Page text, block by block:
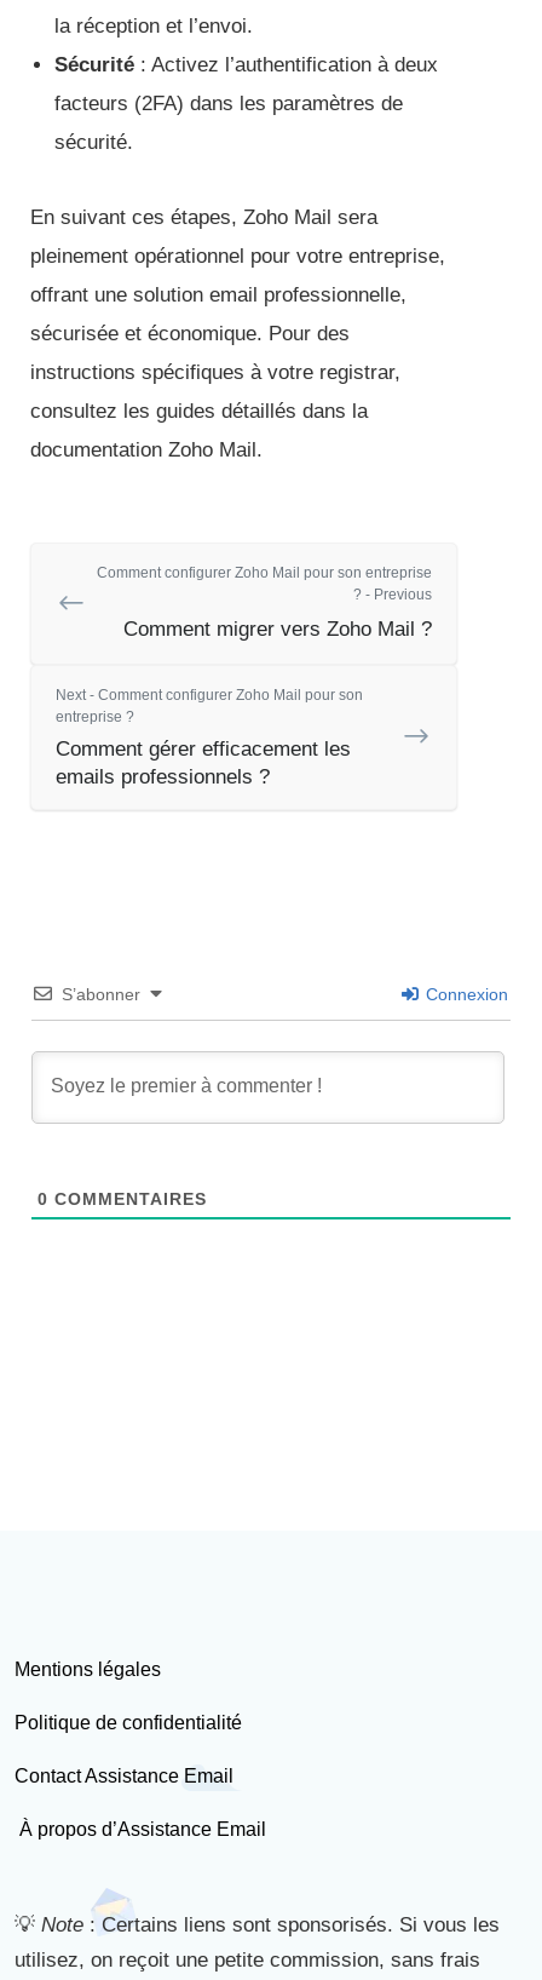
la réception et l’envoi.
Sécurité : Activez l’authentification à deux
facteurs (2FA) dans les paramètres de
sécurité.
En suivant ces étapes, Zoho Mail sera
pleinement opérationnel pour votre entreprise,
offrant une solution email professionnelle,
sécurisée et économique. Pour des
instructions spécifiques à votre registrar,
consultez les guides détaillés dans la
documentation Zoho Mail.
Comment configurer Zoho Mail pour son entreprise
? - Previous
Comment migrer vers Zoho Mail ?
Next - Comment configurer Zoho Mail pour son
entreprise ?
Comment gérer efficacement les
emails professionnels ?
S’abonner Connexion
0 COMMENTAIRES
Mentions légales
Politique de confidentialité
Contact Assistance Email
À propos d’Assistance Email
💡 Note : Certains liens sont sponsorisés. Si vous les
utilisez, on reçoit une petite commission, sans frais